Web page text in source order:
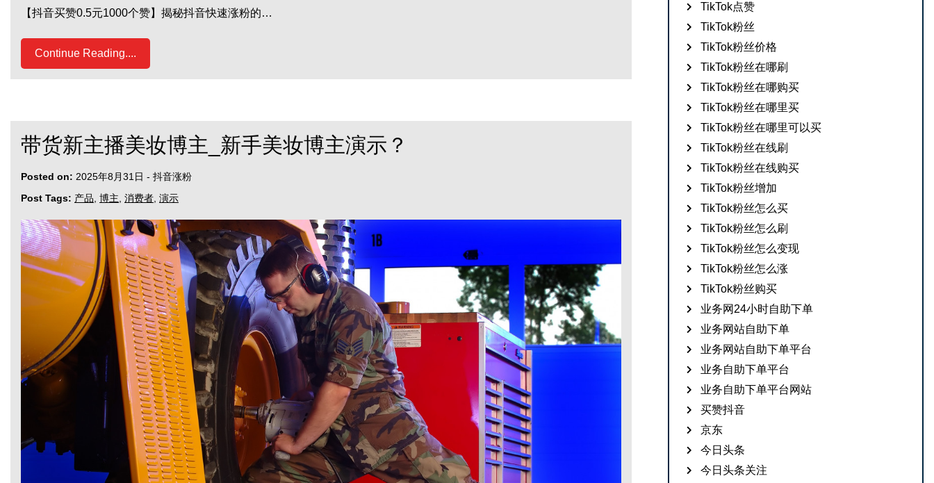
【抖音买赞0.5元1000个赞】揭秘抖音快速涨粉的…
Continue Reading....
带货新主播美妆博主_新手美妆博主演示？
Posted on: 2025年8月31日 - 抖音涨粉
Post Tags: 产品 博主 消费者 演示
TikTok点赞
TikTok粉丝
TikTok粉丝价格
TikTok粉丝在哪刷
TikTok粉丝在哪购买
TikTok粉丝在哪里买
TikTok粉丝在哪里可以买
TikTok粉丝在线刷
TikTok粉丝在线购买
TikTok粉丝增加
TikTok粉丝怎么买
TikTok粉丝怎么刷
TikTok粉丝怎么变现
TikTok粉丝怎么涨
TikTok粉丝购买
业务网24小时自助下单
业务网站自助下单
业务网站自助下单平台
业务自助下单平台
业务自助下单平台网站
买赞抖音
京东
今日头条
今日头条关注